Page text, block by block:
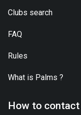
Clubs search
FAQ
Rules
What is Palms ?
How to contact